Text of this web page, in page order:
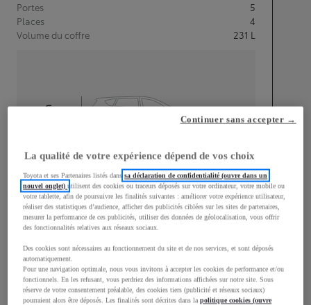
Portes
5
Places
4
Volume du coffre
231 L
Longueur
3 776mm
Largeur
1 740mm
La qualité de votre expérience dépend de vos choix
Toyota et ses Partenaires listés danssa déclaration de confidentialité (ouvre dans un
nouvel onglet)utilisent des cookies ou traceurs déposés sur votre ordinateur, votre mobile ou
votre tablette, afin de poursuivre les finalités suivantes : améliorer votre expérience utilisateur,
réaliser des statistiques d’audience, afficher des publicités ciblées sur les sites de partenaires,
mesurer la performance de ces publicités, utiliser des données de géolocalisation, vous offrir
des fonctionnalités relatives aux réseaux sociaux.
Des cookies sont nécessaires au fonctionnement du site et de nos services, et sont déposés
automatiquement.
Pour une navigation optimale, nous vous invitons à accepter les cookies de performance et/ou
fonctionnels. En les refusant, vous perdriez des informations affichées sur notre site. Sous
réserve de votre consentement préalable, des cookies tiers (publicité et réseaux sociaux)
pourraient alors être déposés. Les finalités sont décrites dans lapolitique cookies (ouvre
Continuer sans accepter →